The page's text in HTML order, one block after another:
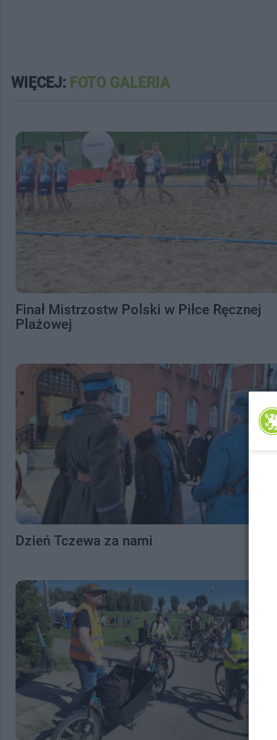
WIĘCEJ: FOTO GALERIA
Finał Mistrzostw Polski w Piłce Ręcznej
Plażowej
Dzień Tczewa za nami